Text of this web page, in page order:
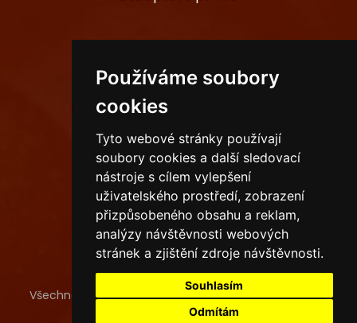
Používáme soubory
cookies
Tyto webové stránky používají
soubory cookies a další sledovací
nástroje s cílem vylepšení
uživatelského prostředí, zobrazení
přizpůsobeného obsahu a reklam,
analýzy návštěvnosti webových
stránek a zjištění zdroje návštěvnosti.
Souhlasím
Odmítám
PROVOZOVNY
Sídlo společnosti
Ostrava
Havířov
Karviná
Všechna práva vyhrazenaPekaři a spol. s.r.o., tvorba a
ISSA CZECH s.r.o.